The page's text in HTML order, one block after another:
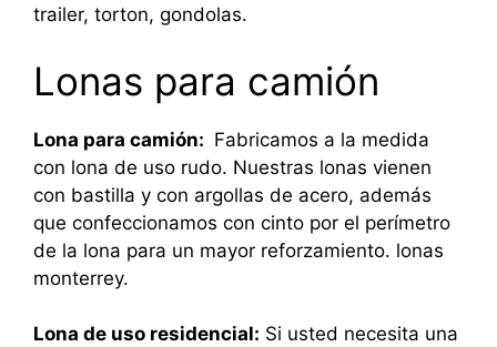
trailer, torton, gondolas.
Lonas para camión
Lona para camión: Fabricamos a la medida
con lona de uso rudo. Nuestras lonas vienen
con bastilla y con argollas de acero, además
que confeccionamos con cinto por el perímetro
de la lona para un mayor reforzamiento. lonas
monterrey.
Lona de uso residencial: Si usted necesita una